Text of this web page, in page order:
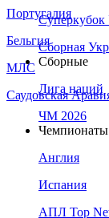
Португалия
Бельгия
МЛС
Саудовская
Сборная
Сборные
Лига наций
ЧМ 2026
Чемпионаты
Англия
Испания
АПЛ Top